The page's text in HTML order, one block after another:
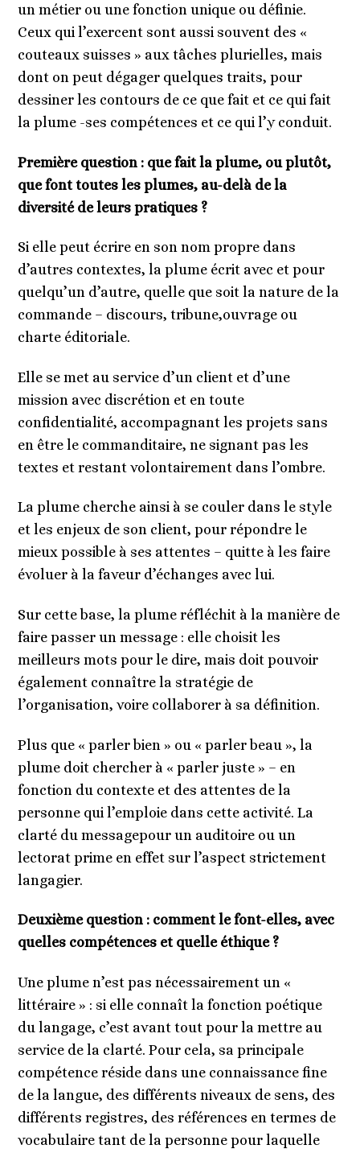
un métier ou une fonction unique ou définie.
Ceux qui l’exercent sont aussi souvent des «
couteaux suisses » aux tâches plurielles, mais
dont on peut dégager quelques traits, pour
dessiner les contours de ce que fait et ce qui fait
la plume -ses compétences et ce qui l’y conduit.
Première question : que fait la plume, ou plutôt,
que font toutes les plumes, au-delà de la
diversité de leurs pratiques ?
Si elle peut écrire en son nom propre dans
d’autres contextes, la plume écrit avec et pour
quelqu’un d’autre, quelle que soit la nature de la
commande – discours, tribune,ouvrage ou
charte éditoriale.
Elle se met au service d’un client et d’une
mission avec discrétion et en toute
confidentialité, accompagnant les projets sans
en être le commanditaire, ne signant pas les
textes et restant volontairement dans l’ombre.
La plume cherche ainsi à se couler dans le style
et les enjeux de son client, pour répondre le
mieux possible à ses attentes – quitte à les faire
évoluer à la faveur d’échanges avec lui.
Sur cette base, la plume réfléchit à la manière de
faire passer un message : elle choisit les
meilleurs mots pour le dire, mais doit pouvoir
également connaître la stratégie de
l’organisation, voire collaborer à sa définition.
Plus que « parler bien » ou « parler beau », la
plume doit chercher à « parler juste » – en
fonction du contexte et des attentes de la
personne qui l’emploie dans cette activité. La
clarté du messagepour un auditoire ou un
lectorat prime en effet sur l’aspect strictement
langagier.
Deuxième question : comment le font-elles, avec
quelles compétences et quelle éthique ?
Une plume n’est pas nécessairement un «
littéraire » : si elle connaît la fonction poétique
du langage, c’est avant tout pour la mettre au
service de la clarté. Pour cela, sa principale
compétence réside dans une connaissance fine
de la langue, des différents niveaux de sens, des
différents registres, des références en termes de
vocabulaire tant de la personne pour laquelle